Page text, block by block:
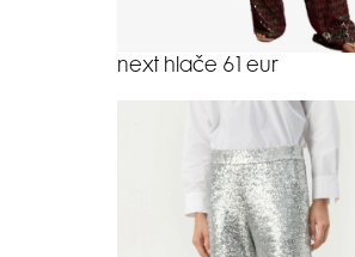
next hlače 61 eur